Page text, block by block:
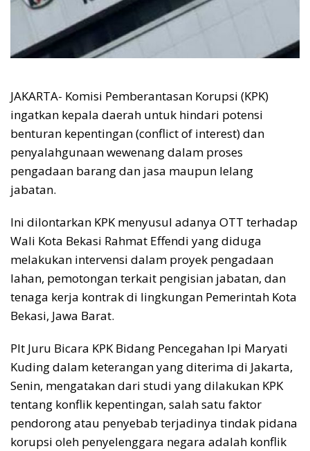
JAKARTA- Komisi Pemberantasan Korupsi (KPK)
ingatkan kepala daerah untuk hindari potensi
benturan kepentingan (conflict of interest) dan
penyalahgunaan wewenang dalam proses
pengadaan barang dan jasa maupun lelang
jabatan.
Ini dilontarkan KPK menyusul adanya OTT terhadap
Wali Kota Bekasi Rahmat Effendi yang diduga
melakukan intervensi dalam proyek pengadaan
lahan, pemotongan terkait pengisian jabatan, dan
tenaga kerja kontrak di lingkungan Pemerintah Kota
Bekasi, Jawa Barat.
Plt Juru Bicara KPK Bidang Pencegahan Ipi Maryati
Kuding dalam keterangan yang diterima di Jakarta,
Senin, mengatakan dari studi yang dilakukan KPK
tentang konflik kepentingan, salah satu faktor
pendorong atau penyebab terjadinya tindak pidana
korupsi oleh penyelenggara negara adalah konflik